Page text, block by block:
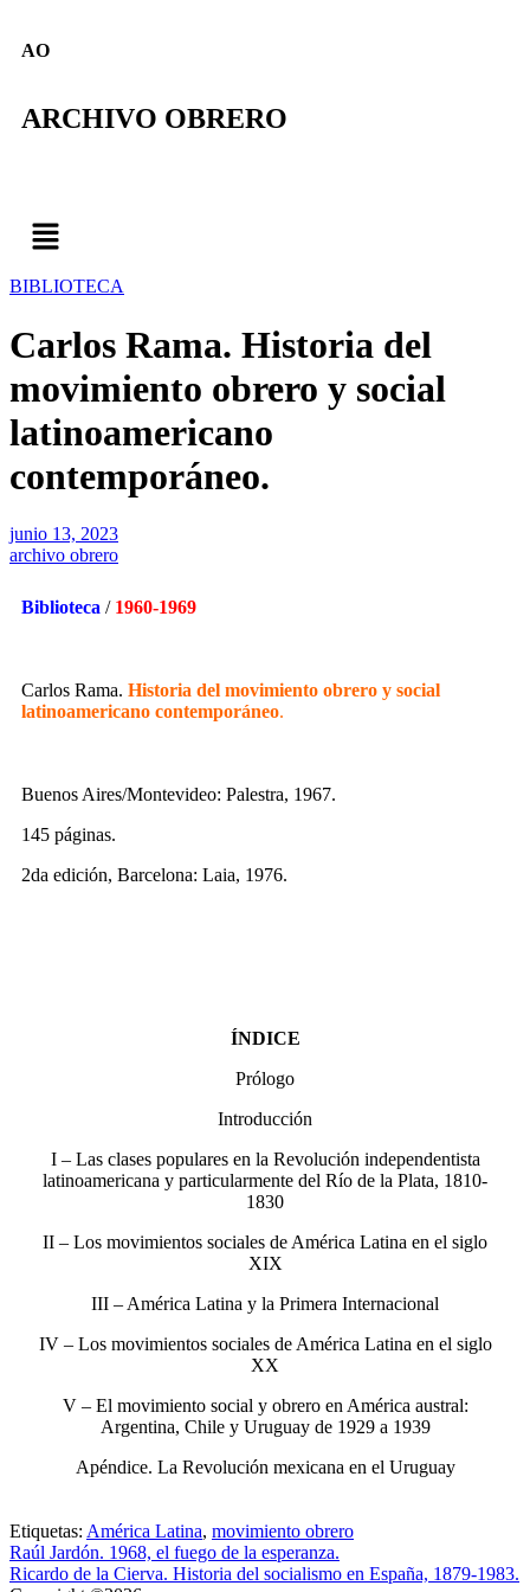
AO
ARCHIVO OBRERO
BIBLIOTECA
Carlos Rama. Historia del
movimiento obrero y social
latinoamericano
contemporáneo.
junio 13, 2023
archivo obrero
Biblioteca / 1960-1969
Carlos Rama. Historia del movimiento obrero y social
latinoamericano contemporáneo.
Buenos Aires/Montevideo: Palestra, 1967.
145 páginas.
2da edición, Barcelona: Laia, 1976.
ÍNDICE
Prólogo
Introducción
I – Las clases populares en la Revolución independentista
latinoamericana y particularmente del Río de la Plata, 1810-
1830
II – Los movimientos sociales de América Latina en el siglo
XIX
III – América Latina y la Primera Internacional
IV – Los movimientos sociales de América Latina en el siglo
XX
V – El movimiento social y obrero en América austral:
Argentina, Chile y Uruguay de 1929 a 1939
Apéndice. La Revolución mexicana en el Uruguay
Etiquetas: América Latina, movimiento obrero
Raúl Jardón. 1968, el fuego de la esperanza.
Ricardo de la Cierva. Historia del socialismo en España, 1879-1983.